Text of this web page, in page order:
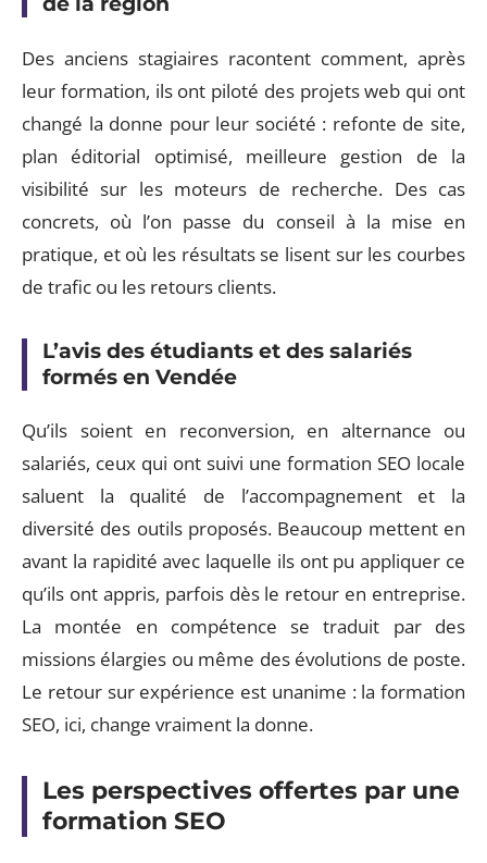
Des anciens stagiaires racontent comment, après
leur formation, ils ont piloté des projets web qui ont
changé la donne pour leur société : refonte de site,
plan éditorial optimisé, meilleure gestion de la
visibilité sur les moteurs de recherche. Des cas
concrets, où l’on passe du conseil à la mise en
pratique, et où les résultats se lisent sur les courbes
de trafic ou les retours clients.
L’avis des étudiants et des salariés
formés en Vendée
Qu’ils soient en reconversion, en alternance ou
salariés, ceux qui ont suivi une formation SEO locale
saluent la qualité de l’accompagnement et la
diversité des outils proposés. Beaucoup mettent en
avant la rapidité avec laquelle ils ont pu appliquer ce
qu’ils ont appris, parfois dès le retour en entreprise.
La montée en compétence se traduit par des
missions élargies ou même des évolutions de poste.
Le retour sur expérience est unanime : la formation
SEO, ici, change vraiment la donne.
Les perspectives offertes par une
formation SEO